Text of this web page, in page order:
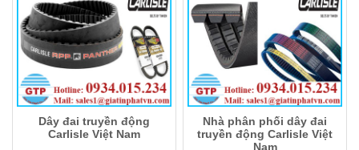
Dây đai truyền động
Carlisle Việt Nam
Nhà phân phối dây đai
truyền động Carlisle Việt
Nam